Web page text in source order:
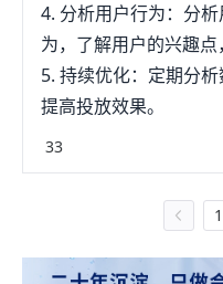
4. 分析用户行为：分
为，了解用户的兴趣点
5. 持续优化：定期分析
提高投放效果。
33